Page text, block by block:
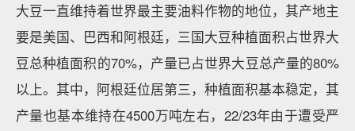
大豆一直维持着世界最主要油料作物的地位，其产地主
要是美国、巴西和阿根廷，三国大豆种植面积占世界大
豆总种植面积的70%，产量已占世界大豆总产量的80%
以上。其中，阿根廷位居第三，种植面积基本稳定，其
产量也基本维持在4500万吨左右，22/23年由于遭受严